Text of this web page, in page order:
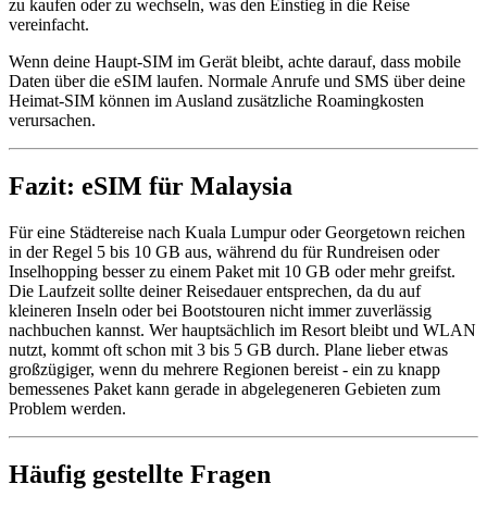
zu kaufen oder zu wechseln, was den Einstieg in die Reise
vereinfacht.
Wenn deine Haupt-SIM im Gerät bleibt, achte darauf, dass mobile
Daten über die eSIM laufen. Normale Anrufe und SMS über deine
Heimat-SIM können im Ausland zusätzliche Roamingkosten
verursachen.
Fazit: eSIM für Malaysia
Für eine Städtereise nach Kuala Lumpur oder Georgetown reichen
in der Regel 5 bis 10 GB aus, während du für Rundreisen oder
Inselhopping besser zu einem Paket mit 10 GB oder mehr greifst.
Die Laufzeit sollte deiner Reisedauer entsprechen, da du auf
kleineren Inseln oder bei Bootstouren nicht immer zuverlässig
nachbuchen kannst. Wer hauptsächlich im Resort bleibt und WLAN
nutzt, kommt oft schon mit 3 bis 5 GB durch. Plane lieber etwas
großzügiger, wenn du mehrere Regionen bereist - ein zu knapp
bemessenes Paket kann gerade in abgelegeneren Gebieten zum
Problem werden.
Häufig gestellte Fragen